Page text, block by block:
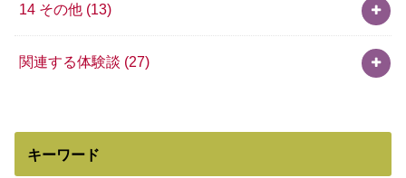
14 その他 (13)
関連する体験談 (27)
キーワード